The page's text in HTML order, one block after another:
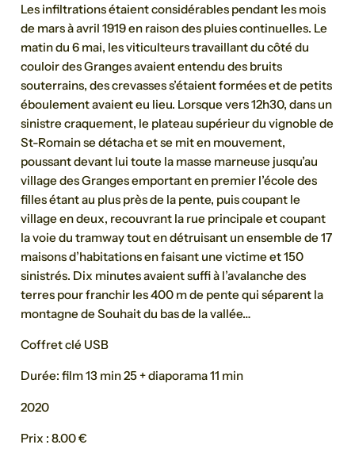
Les infiltrations étaient considérables pendant les mois
de mars à avril 1919 en raison des pluies continuelles. Le
matin du 6 mai, les viticulteurs travaillant du côté du
couloir des Granges avaient entendu des bruits
souterrains, des crevasses s’étaient formées et de petits
éboulement avaient eu lieu. Lorsque vers 12h30, dans un
sinistre craquement, le plateau supérieur du vignoble de
St-Romain se détacha et se mit en mouvement,
poussant devant lui toute la masse marneuse jusqu’au
village des Granges emportant en premier l’école des
filles étant au plus près de la pente, puis coupant le
village en deux, recouvrant la rue principale et coupant
la voie du tramway tout en détruisant un ensemble de 17
maisons d’habitations en faisant une victime et 150
sinistrés. Dix minutes avaient suffi à l’avalanche des
terres pour franchir les 400 m de pente qui séparent la
montagne de Souhait du bas de la vallée…
Coffret clé USB
Durée: film 13 min 25 + diaporama 11 min
2020
Prix : 8.00 €